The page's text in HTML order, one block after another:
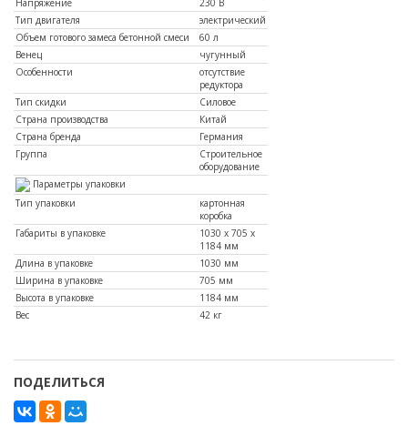
Напряжение
230 В
Тип двигателя
электрический
Объем готового замеса бетонной смеси
60 л
Венец
чугунный
Особенности
отсутствие
редуктора
Тип скидки
Силовое
Страна производства
Китай
Страна бренда
Германия
Группа
Строительное
оборудование
Параметры упаковки
Тип упаковки
картонная
коробка
Габариты в упаковке
1030 х 705 х
1184 мм
Длина в упаковке
1030 мм
Ширина в упаковке
705 мм
Высота в упаковке
1184 мм
Вес
42 кг
ПОДЕЛИТЬСЯ